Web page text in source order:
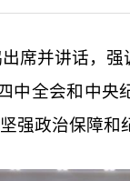
席并讲话，强
中全会和中央
强政治保障和